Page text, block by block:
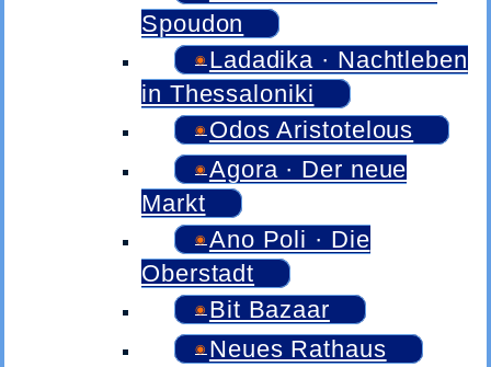
Spoudon
Ladadika · Nachtleben
in Thessaloniki
Odos Aristotelous
Agora · Der neue
Markt
Ano Poli · Die
Oberstadt
Bit Bazaar
Neues Rathaus